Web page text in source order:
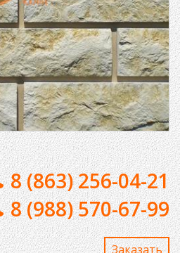
8 (863) 256-04-21
8 (988) 570-67-99
Заказaть